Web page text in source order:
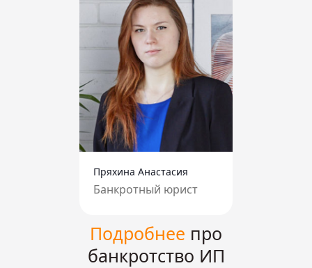
Пряхина Анастасия
Банкротный юрист
Подробнее про
банкротство ИП